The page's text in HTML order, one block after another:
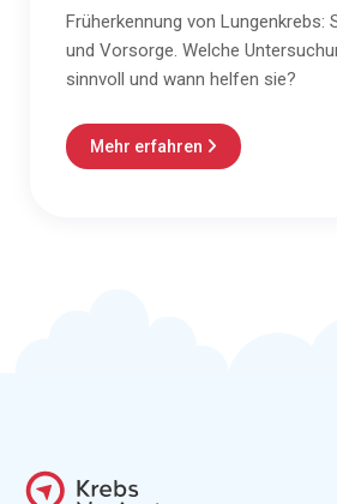
Früherkennung von Lungenkrebs:
und Vorsorge. Welche
sinnvoll und wann helfen sie?
Mehr erfahren 